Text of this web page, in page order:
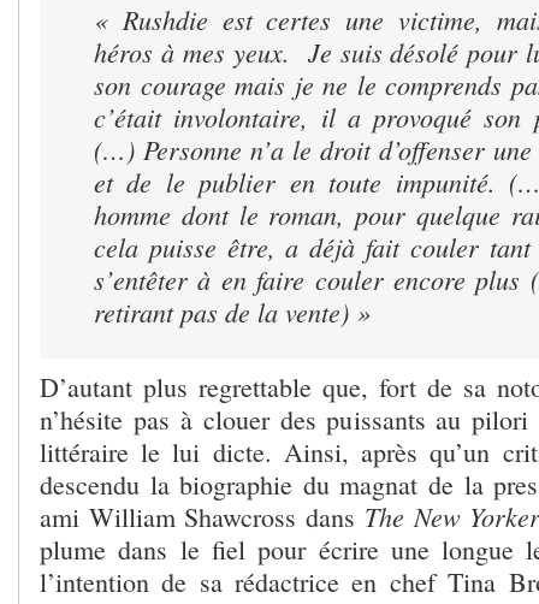
« Rushdie est certes une victime,
héros à mes yeux. Je suis désolé pour
son courage mais je ne le comprends
c’était involontaire, il a provoqué son
(…) Personne n’a le droit d’offenser
et de le publier en toute impunité.
homme dont le roman, pour quelque
cela puisse être, a déjà fait couler
s’entêter à en faire couler encore plus
retirant pas de la vente) »
D’autant plus regrettable que, fort de sa
n’hésite pas à clouer des puissants au
littéraire le lui dicte. Ainsi, après qu’un
descendu la biographie du magnat de la
ami William Shawcross dans The New
plume dans le fiel pour écrire une longue
l’intention de sa rédactrice en chef Tina